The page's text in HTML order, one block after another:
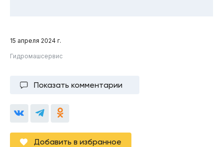
15 апреля 2024 г.
Гидромашсервис
Показать комментарии
Добавить в избранное